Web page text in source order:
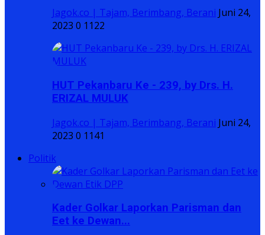
Jagok.co | Tajam, Berimbang, Berani Juni 24,
2023 0 1122
HUT Pekanbaru Ke - 239, by Drs. H.
ERIZAL MULUK
Jagok.co | Tajam, Berimbang, Berani Juni 24,
2023 0 1141
Politik
Kader Golkar Laporkan Parisman dan
Eet ke Dewan...